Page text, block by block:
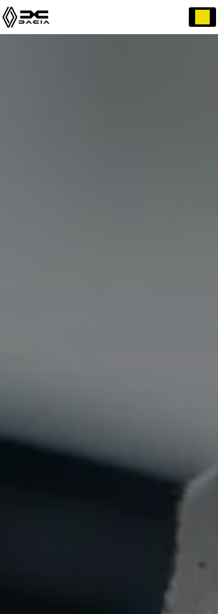
Panneau de gestion des cookies